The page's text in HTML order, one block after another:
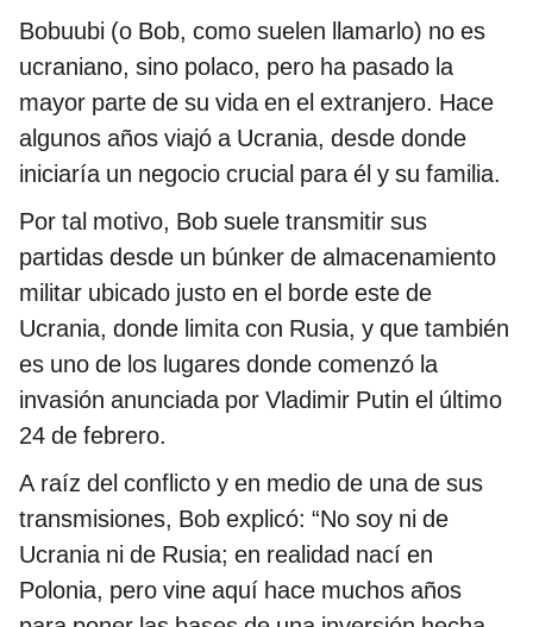
Bobuubi (o Bob, como suelen llamarlo) no es
ucraniano, sino polaco, pero ha pasado la
mayor parte de su vida en el extranjero. Hace
algunos años viajó a Ucrania, desde donde
iniciaría un negocio crucial para él y su familia.
Por tal motivo, Bob suele transmitir sus
partidas desde un búnker de almacenamiento
militar ubicado justo en el borde este de
Ucrania, donde limita con Rusia, y que también
es uno de los lugares donde comenzó la
invasión anunciada por Vladimir Putin el último
24 de febrero.
A raíz del conflicto y en medio de una de sus
transmisiones, Bob explicó: “No soy ni de
Ucrania ni de Rusia; en realidad nací en
Polonia, pero vine aquí hace muchos años